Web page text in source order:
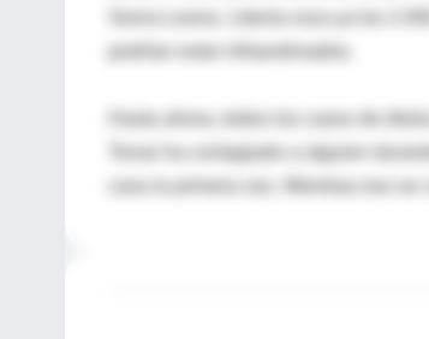
Sierra Leona. Liberia roza ya los
Hasta ahora, todos los casos de
Texas ha contagiado a alguien